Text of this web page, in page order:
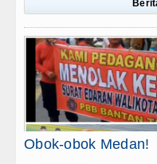
Obok-obok Medan!